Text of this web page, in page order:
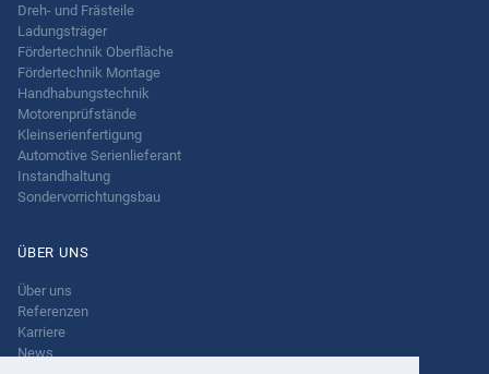
Dreh- und Frästeile
Ladungsträger
Fördertechnik Oberfläche
Fördertechnik Montage
Handhabungstechnik
Motorenprüfstände
Kleinserienfertigung
Automotive Serienlieferant
Instandhaltung
Sondervorrichtungsbau
ÜBER UNS
Über uns
Referenzen
Karriere
News